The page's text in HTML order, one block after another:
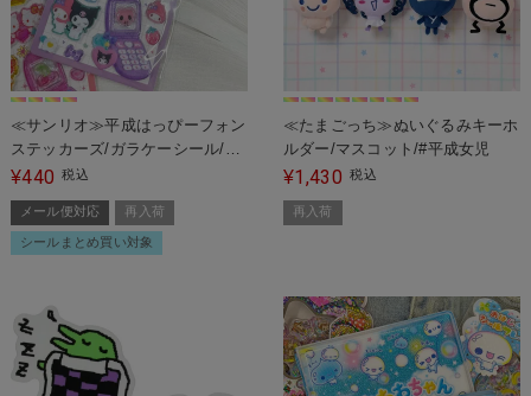
≪サンリオ≫平成はっぴーフォン
ステッカーズ/ガラケーシール/#
平成女児＜メール便対応＞
¥440 税込
メール便対応 再入荷
シールまとめ買い対象
≪たまごっち≫ぬいぐるみキーホ
ルダー/マスコット/#平成女児
¥1,430 税込
再入荷